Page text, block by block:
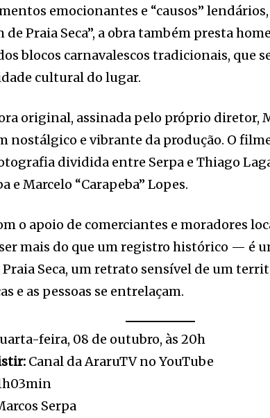
emocionantes e “causos”
de Praia Seca”, a obra também presta
blocos carnavalescos tradicionais, que
cultural do lugar.
original, assinada pelo próprio diretor,
nostálgico e vibrante da produção. O
dividida entre Serpa e Thiago
e Marcelo “Carapeba” Lopes.
o apoio de comerciantes e moradores
mais do que um registro histórico — é
Seca, um retrato sensível de um
e as pessoas se entrelaçam.
feira, 08 de outubro, às 20h
Canal da AraruTV no YouTube
Serpa